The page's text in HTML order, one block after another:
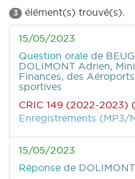
3 élément(s) trouvé(s).
15/05/2023
Question orale de
DOLIMONT Adrien,
Finances, des
sportives
CRIC 149 (2022-2023)
Enregistrements (MP3/
15/05/2023
Réponse de